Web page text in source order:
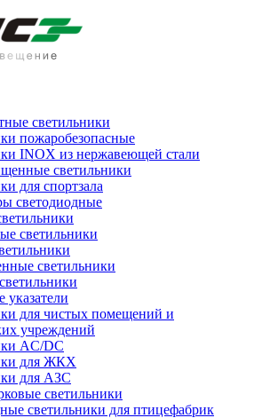
светильники
пожаробезопасные
INOX из нержавеющей стали
светильники
для спортзала
светодиодные
светильники
светильники
для чистых помещений и
учреждений
AC/DC
для ЖКХ
для АЗС
светильники
светильники для птицефабрик